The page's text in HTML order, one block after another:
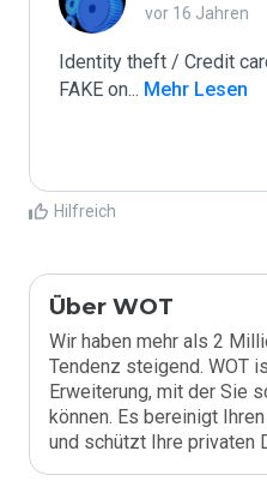
vor 16 Jahren
Identity theft / Credit
FAKE on... Mehr Lesen
Hilfreich
Über WOT
Wir haben mehr als 2
Tendenz steigend. WOT
Erweiterung, mit der Sie
können. Es bereinigt
und schützt Ihre privaten